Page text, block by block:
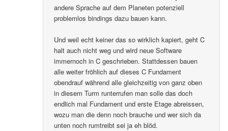
andere Sprache auf dem Planeten potenziell
problemlos bindings dazu bauen kann.
Und weil echt keiner das so wirklich kapiert, geht C
halt auch nicht weg und wird neue Software
immernoch in C geschrieben. Stattdessen bauen
alle weiter fröhlich auf dieses C Fundament
obendrauf während alle gleichzeitig von ganz oben
in diesem Turm runterrufen man solle das doch
endlich mal Fundament und erste Etage abreissen,
wozu man die denn noch brauche und wer sich da
unten noch rumtreibt sei ja eh blöd.